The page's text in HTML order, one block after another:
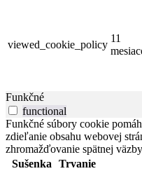
viewed_cookie_policy
11
Funkčné
functional
Funkčné súbory cookie
zdieľanie obsahu webovej
zhromažďovanie spätnej
Sušenka
Trvanie